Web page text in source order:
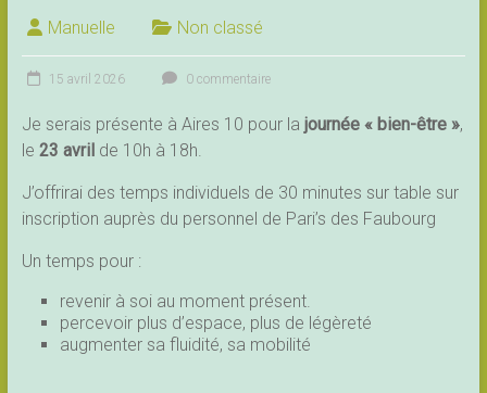
Manuelle Non classé
15 avril 2026 0 commentaire
Je serais présente à Aires 10 pour la journée « bien-être »,
le 23 avrilde 10h à 18h.
J’offrirai des temps individuels de 30 minutes sur table sur
inscription auprès du personnel de Pari’s des Faubourg
Un temps pour :
revenir à soi au moment présent.
percevoir plus d’espace, plus de légèreté
augmenter sa fluidité, sa mobilité